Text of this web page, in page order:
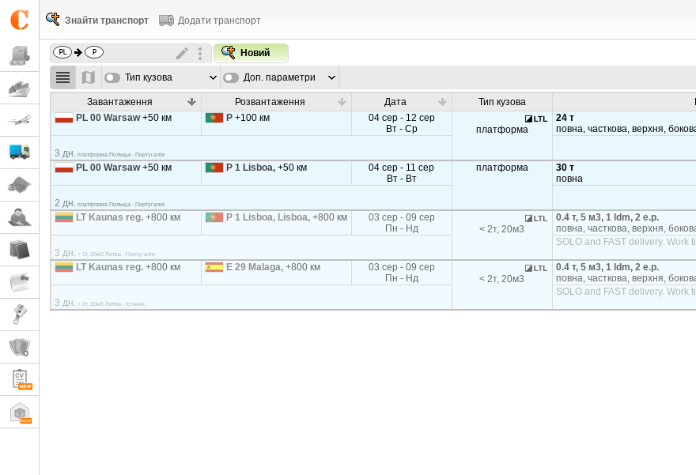
Знайти транспорт Додати транспорт
Новий
Тип кузова Доп. параметри
Завантаження Розвантаження Дата Тип кузова
PL 00 Warsaw+50 км P +100 км
04 сер - 12 сер
Вт - Ср
платформа
24 т
повна, часткова, верхня,
3 дн. платформа Польща - Португалія
PL 00 Warsaw+50 км P 1 Lisboa, +50 км
04 сер - 11 сер
Вт - Вт
платформа
30 т
повна
2 дн. платформа Польща - Португалія
LT Kaunas reg. +800 км P 1 Lisboa, Lisboa, +800 км
03 сер - 09 сер
Пн - Нд
< 2т, 20м3
0.4 т, 5 м3, 1 ldm, 2 e.p.
повна, часткова, верхня,
3 дн. < 2т, 20м3 Литва - Португалія
SOLO and FAST delivery. Work
LT Kaunas reg. +800 км E 29 Malaga, +800 км
03 сер - 09 сер
Пн - Нд
< 2т, 20м3
0.4 т, 5 м3, 1 ldm, 2 e.p.
повна, часткова, верхня,
3 дн. < 2т, 20м3 Литва - Іспанія
SOLO and FAST delivery. Work